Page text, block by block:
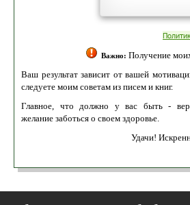
Важно: Получение
Ваш результат зависит от вашей
следуете моим советам из писем и книг.
Главное, что должно у вас быть -
желание заботься о своем здоровье.
Удачи!